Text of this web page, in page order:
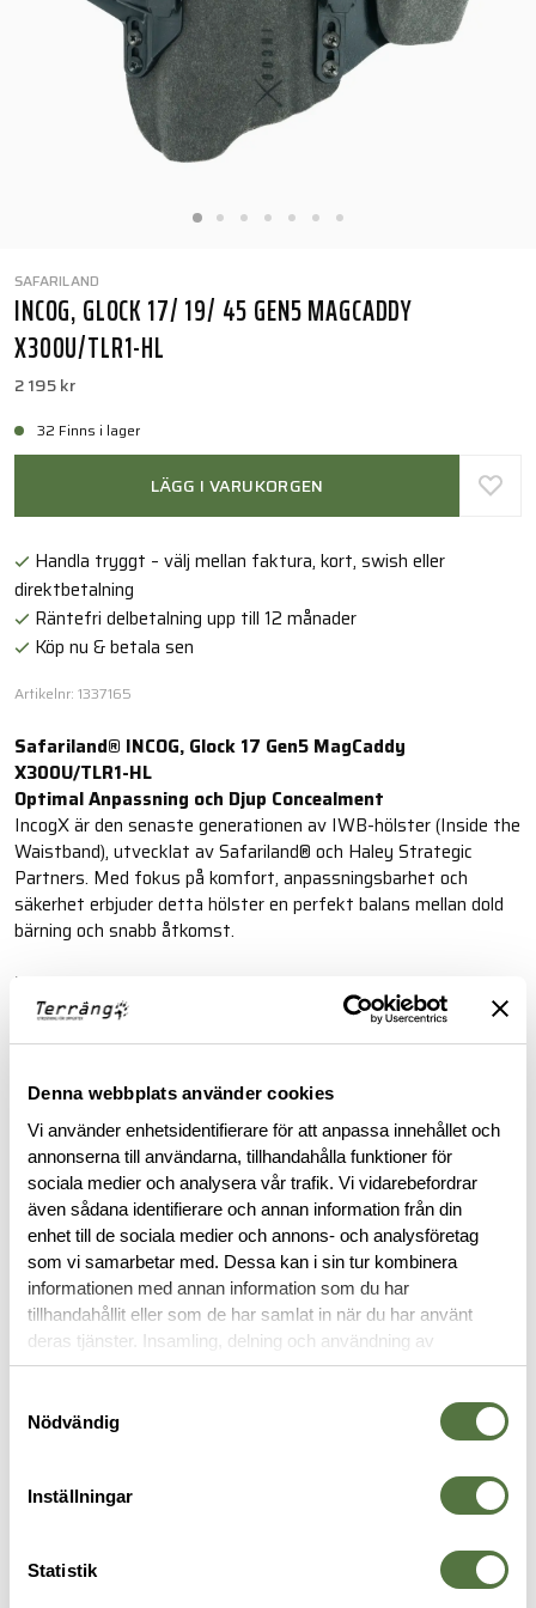
Denna webbplats använder cookies
Vi använder enhetsidentifierare för att anpassa innehållet och
annonserna till användarna, tillhandahålla funktioner för
sociala medier och analysera vår trafik. Vi vidarebefordrar
även sådana identifierare och annan information från din
enhet till de sociala medier och annons- och analysföretag
som vi samarbetar med. Dessa kan i sin tur kombinera
informationen med annan information som du har
tillhandahållit eller som de har samlat in när du har använt
deras tjänster. Insamling, delning och användning av
personuppgifter kan användas för personalisering av
Nödvändig
Inställningar
Statistik
SAFARILAND
INCOG, GLOCK 17/ 19/ 45 GEN5 MAGCADDY
X300U/TLR1-HL
2 195 kr
32 Finns i lager
LÄGG I VARUKORGEN
Handla tryggt – välj mellan faktura, kort, swish eller
direktbetalning
Räntefri delbetalning upp till 12 månader
Köp nu & betala sen
Artikelnr: 1337165
Safariland® INCOG, Glock 17 Gen5 MagCaddy
X300U/TLR1-HL
Optimal Anpassning och Djup Concealment
IncogX är den senaste generationen av IWB-hölster (Inside the
Waistband), utvecklat av Safariland® och Haley Strategic
Partners. Med fokus på komfort, anpassningsbarhet och
säkerhet erbjuder detta hölster en perfekt balans mellan dold
bärning och snabb åtkomst.
Läs mer
BESKRIVNING
RECENSIONER
OM VARUMÄRKET
GLOCK